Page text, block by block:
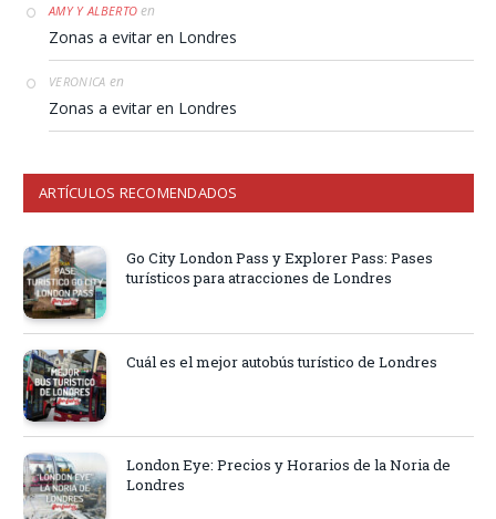
AMY Y ALBERTO en
Zonas a evitar en Londres
VERONICA en
Zonas a evitar en Londres
ARTÍCULOS RECOMENDADOS
Go City London Pass y Explorer Pass: Pases
turísticos para atracciones de Londres
Cuál es el mejor autobús turístico de Londres
London Eye: Precios y Horarios de la Noria de
Londres